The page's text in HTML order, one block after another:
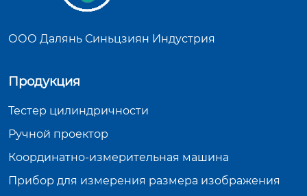
ООО Далянь Синьцзиян Индустрия
Продукция
Тестер цилиндричности
Ручной проектор
Координатно-измерительная машина
Прибор для измерения размера изображения